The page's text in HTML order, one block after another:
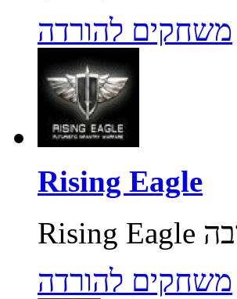
משחקים להורדה
Rising Eagle
משחקים להורדה